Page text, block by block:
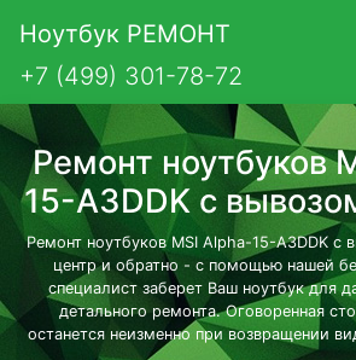
Ноутбук РЕМОНТ
+7 (499) 301-78-72
Ремонт ноутбуков
15-A3DDK с
Ремонт ноутбуков MSI Alpha-15-A3DDK с
центр и обратно - с помощью нашей
специалист заберет Ваш ноутбук для
детального ремонта. Оговоренная
останется неизменно при возвращении